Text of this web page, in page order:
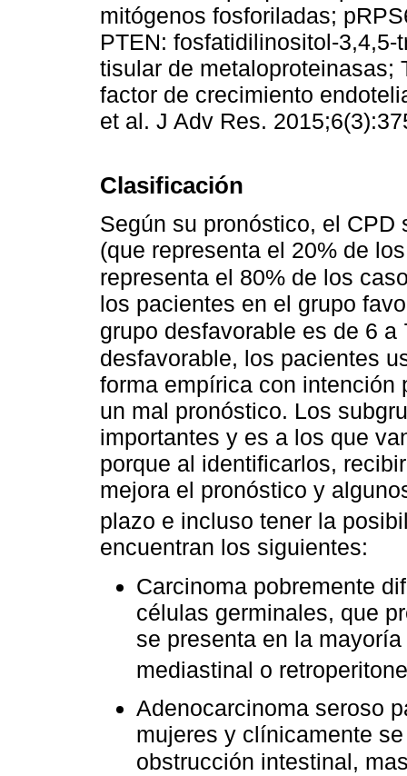
mitógenos fosforiladas;
PTEN: fosfatidilinositol-
tisular de metaloproteinasas;
factor de crecimiento
et al. J Adv Res.
Clasificación
Según su pronóstico, el
(que representa el 20% de
representa el 80% de los
los pacientes en el grupo
grupo desfavorable es de 6
desfavorable, los pacientes
forma empírica con intención
un mal pronóstico. Los
importantes y es a los que
porque al identificarlos,
mejora el pronóstico y
plazo e incluso tener la
encuentran los siguientes:
Carcinoma pobremente
células germinales, que
se presenta en la
mediastinal o
Adenocarcinoma seroso
mujeres y clínicamente
obstrucción intestinal,